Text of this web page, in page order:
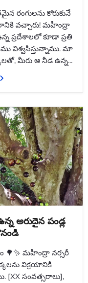
రంగులను కోరుకునే
వచ్చారు! మహీంద్రా
ప్రదేశాలలో కూడా ప్రతి
విశ్వసిస్తున్నాము. మా
మీరు ఆ నీడ ఉన్న...
అరుదైన పండ్ల
🌳✨ మహీంద్రా నర్సరీ
విక్రయానికి
[XX సంవత్సరాలు],